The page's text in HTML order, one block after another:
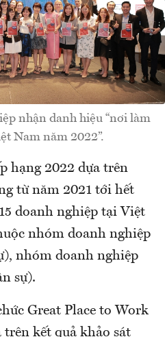
nhận danh hiệu “nơi làm
Nam năm 2022”.
hạng 2022 dựa trên
từ năm 2021 tới hết
doanh nghiệp tại Việt
nhóm doanh nghiệp
nhóm doanh nghiệp
sự).
Great Place to Work
kết quả khảo sát